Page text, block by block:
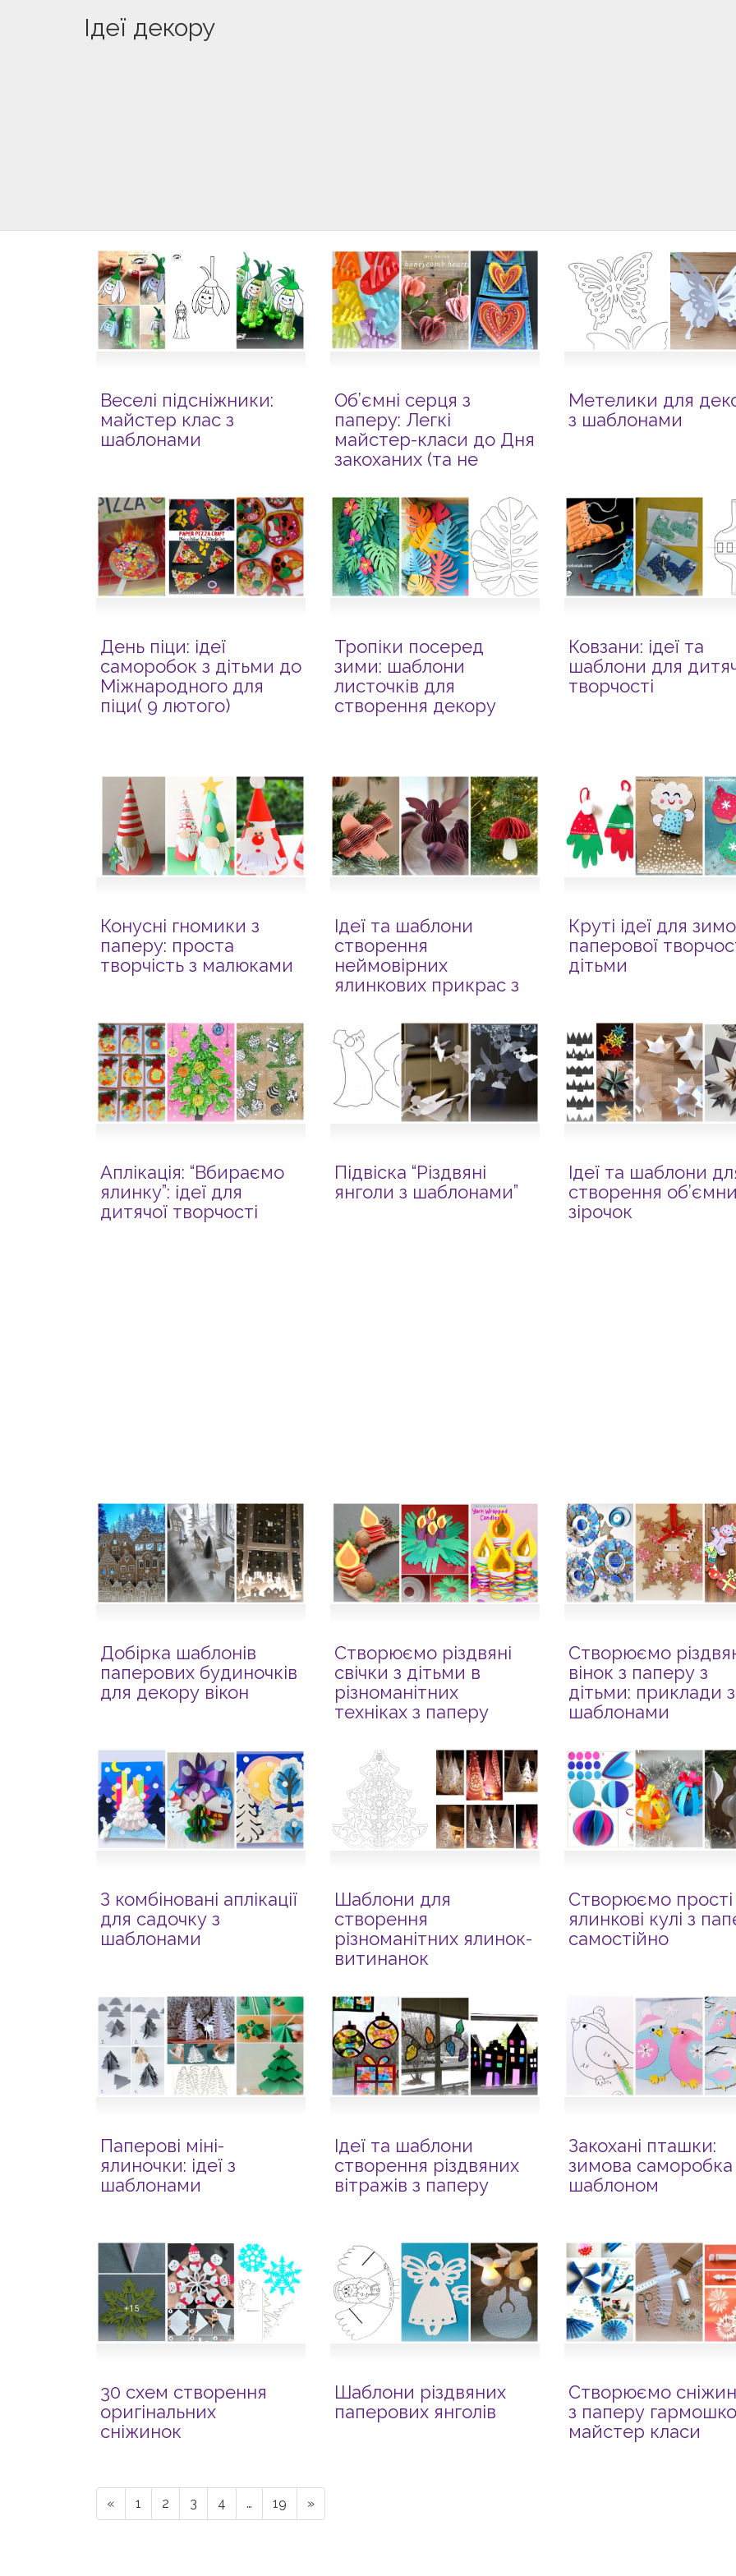
Ідеї декору
Веселі підсніжники:
майстер клас з
шаблонами
Об’ємні серця з
паперу: Легкі
майстер-класи до Дня
закоханих (та не
Метелики для
з шаблонами
День піци: ідеї
саморобок з дітьми до
Міжнародного для
піци( 9 лютого)
Тропіки посеред
зими: шаблони
листочків для
створення декору
Ковзани: ідеї та
шаблони для
творчості
Конусні гномики з
паперу: проста
творчість з малюками
Ідеї та шаблони
створення
неймовірних
ялинкових прикрас з
Круті ідеї для
паперової
дітьми
Аплікація: “Вбираємо
ялинку”: ідеї для
дитячої творчості
Підвіска “Різдвяні
янголи з шаблонами”
Ідеї та шаблони
створення
зірочок
Добірка шаблонів
паперових будиночків
для декору вікон
Створюємо різдвяні
свічки з дітьми в
різноманітних
техніках з паперу
Створюємо
вінок з паперу з
дітьми: приклади з
шаблонами
З комбіновані аплікації
для садочку з
шаблонами
Шаблони для
створення
різноманітних ялинок-
витинанок
Створюємо прості
ялинкові кулі з
самостійно
Паперові міні-
ялиночки: ідеї з
шаблонами
Ідеї та шаблони
створення різдвяних
вітражів з паперу
Закохані пташки:
зимова саморобка
шаблоном
30 схем створення
оригінальних
сніжинок
Шаблони різдвяних
паперових янголів
Створюємо
з паперу
майстер класи
« 1 2 3 4 … 19 »